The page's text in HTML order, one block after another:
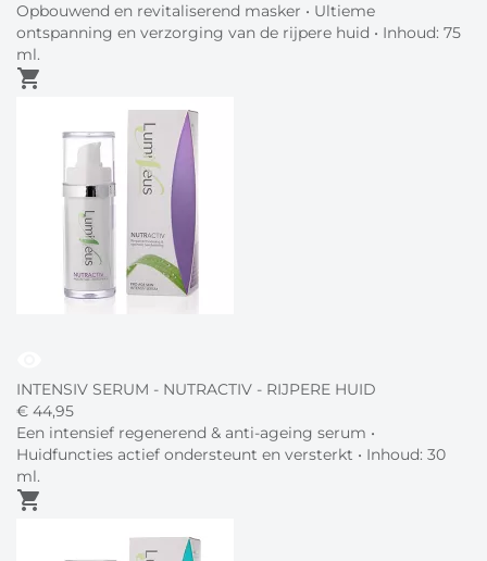
Opbouwend en revitaliserend masker • Ultieme
ontspanning en verzorging van de rijpere huid • Inhoud: 75
ml.
shopping_cart
INTENSIV SERUM - NUTRACTIV - RIJPERE HUID
€ 44,95
Een intensief regenerend & anti-ageing serum •
Huidfuncties actief ondersteunt en versterkt • Inhoud: 30
ml.
shopping_cart